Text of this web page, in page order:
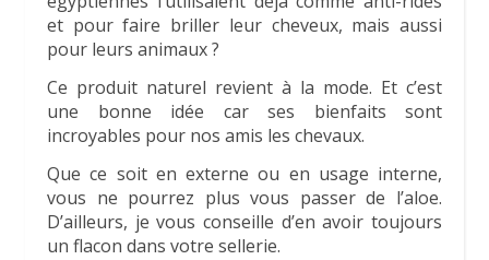
et pour faire briller leur cheveux, mais aussi
pour leurs animaux ?
Ce produit naturel revient à la mode. Et c’est
une bonne idée car ses bienfaits sont
incroyables pour nos amis les chevaux.
Que ce soit en externe ou en usage interne,
vous ne pourrez plus vous passer de l’aloe.
D’ailleurs, je vous conseille d’en avoir toujours
un flacon dans votre sellerie.